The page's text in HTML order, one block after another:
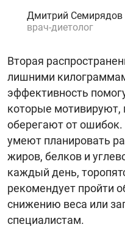
Дмитрий Семирядов
врач-диетолог
Вторая
лишними
эффективность
которые
оберегают от
умеют планировать
жиров, белков и
каждый день,
рекомендует пройти
снижению веса или
специалистам.